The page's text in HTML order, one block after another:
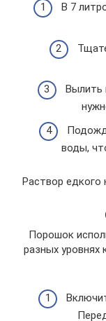
В 7
Вылить
воды,
Раствор
Порошок
разных уровнях